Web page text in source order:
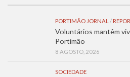
PORTIMÃO JORNAL /
Voluntários mantêm
Portimão
8 AGOSTO, 2026
SOCIEDADE